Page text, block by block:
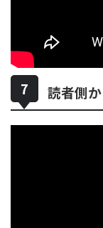
読者側